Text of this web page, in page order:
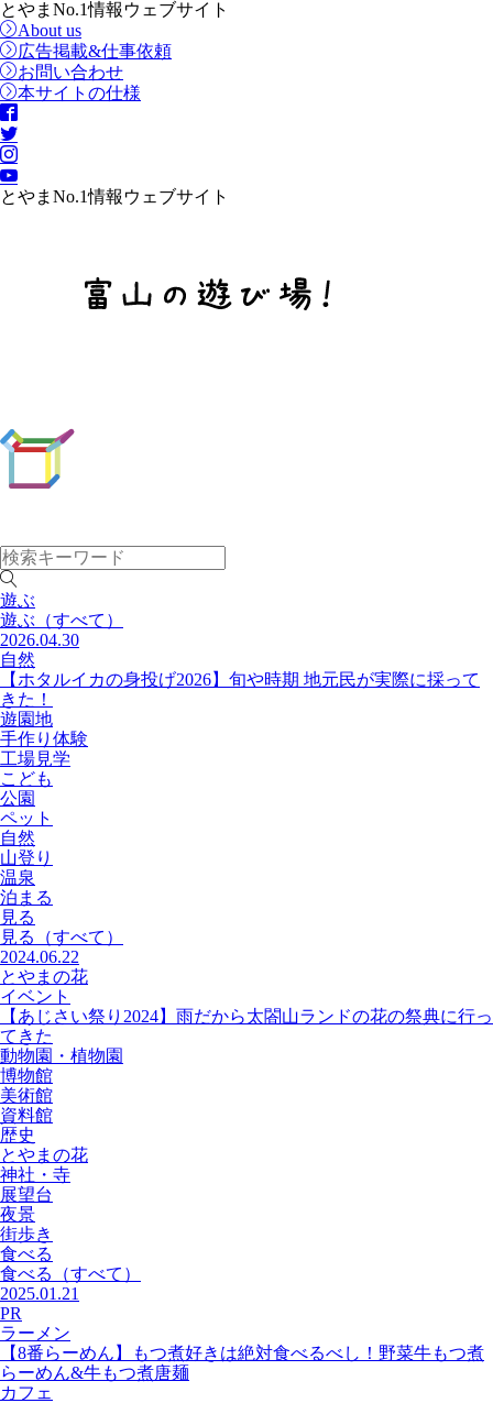
とやまNo.1情報ウェブサイト
About us
広告掲載&仕事依頼
お問い合わせ
本サイトの仕様
とやまNo.1情報ウェブサイト
遊ぶ
遊ぶ （すべて）
2026.04.30
自然
【ホタルイカの身投げ2026】旬や時期 地元民が実際に採って
きた！
遊園地
手作り体験
工場見学
こども
公園
ペット
自然
山登り
温泉
泊まる
見る
見る
（すべて）
2024.06.22
とやまの花
イベント
【あじさい祭り2024】雨だから太閤山ランドの花の祭典に行っ
てきた
動物園・植物園
博物館
美術館
資料館
歴史
とやまの花
神社・寺
展望台
夜景
街歩き
食べる
食べる
（すべて）
2025.01.21
PR
ラーメン
【8番らーめん】もつ煮好きは絶対食べるべし！野菜牛もつ煮
らーめん&牛もつ煮唐麺
カフェ